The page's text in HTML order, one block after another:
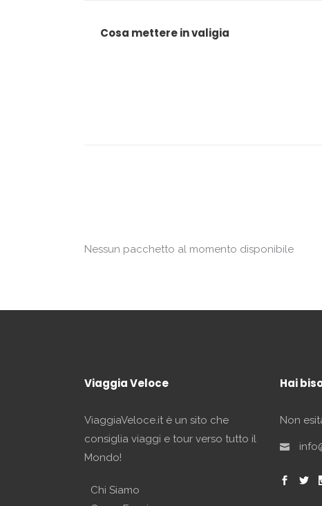
Cosa mettere in valigia
Nessun pacchetto al momento disponibile
Viaggia Veloce
ViaggiaVeloce.it è un sito che
consiglia viaggi e tour verso tutto il
Mondo!
Chi Siamo
Hai
Non